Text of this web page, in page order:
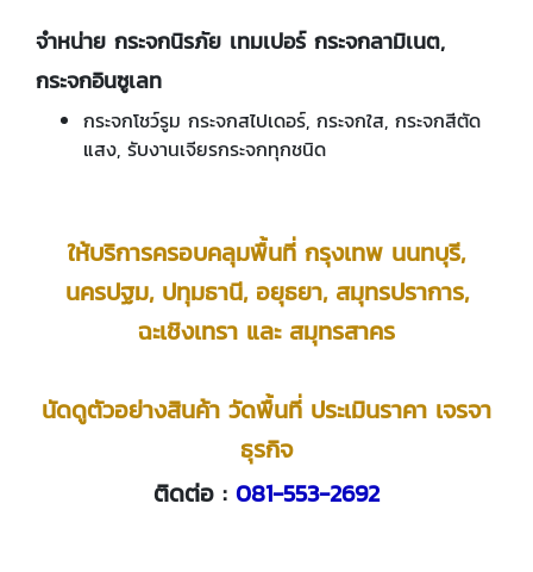
จำหน่าย กระจกนิรภัย เทมเปอร์ กระจกลามิเนต,
กระจกอินซูเลท
กระจกโชว์รูม กระจกสไปเดอร์, กระจกใส, กระจกสีตัด
แสง, รับงานเจียรกระจกทุกชนิด
ให้บริการครอบคลุมพื้นที่ กรุงเทพ นนทบุรี,
นครปฐม, ปทุมธานี, อยุธยา, สมุทรปราการ,
ฉะเชิงเทรา และ สมุทรสาคร
นัดดูตัวอย่างสินค้า วัดพื้นที่ ประเมินราคา เจรจา
ธุรกิจ
ติดต่อ : 081-553-2692